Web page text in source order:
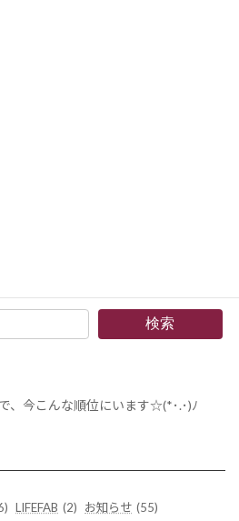
検索
、今こんな順位にいます☆(*･.･)ﾉ
LIFEFAB (2) お知らせ (55)